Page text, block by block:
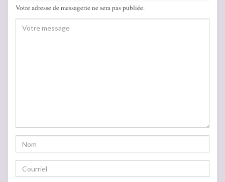
Votre adresse de messagerie ne sera pas publiée.